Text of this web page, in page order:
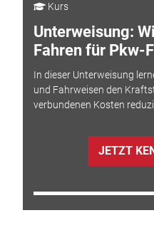
Kurs
Unterweisung:
Fahren für Pkw-
In dieser Unterweisung
und Fahrweisen den
verbundenen Kosten
JETZT